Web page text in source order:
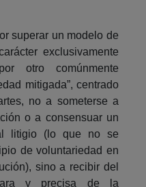
superar un modelo de
exclusivamente
otro comúnmente
mitigada”, centrado
no a someterse a
o a consensuar un
litigio (lo que no se
de voluntariedad en
sino a recibir del
y precisa de la